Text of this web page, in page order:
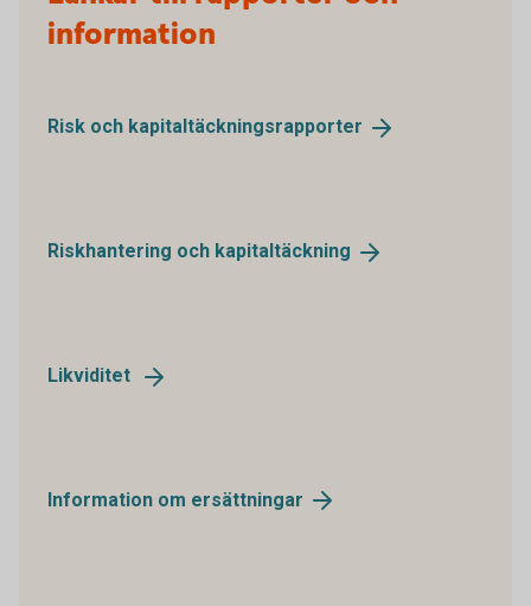
information
Risk och kapitaltäckningsrapporter
Riskhantering och kapitaltäckning
Likviditet
Information om ersättningar